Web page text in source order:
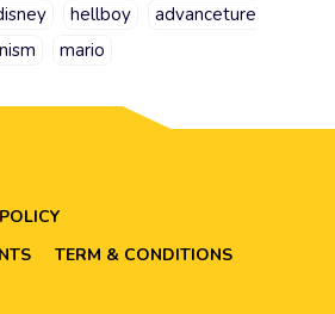
hellboy
advanceture
mario
TERM & CONDITIONS